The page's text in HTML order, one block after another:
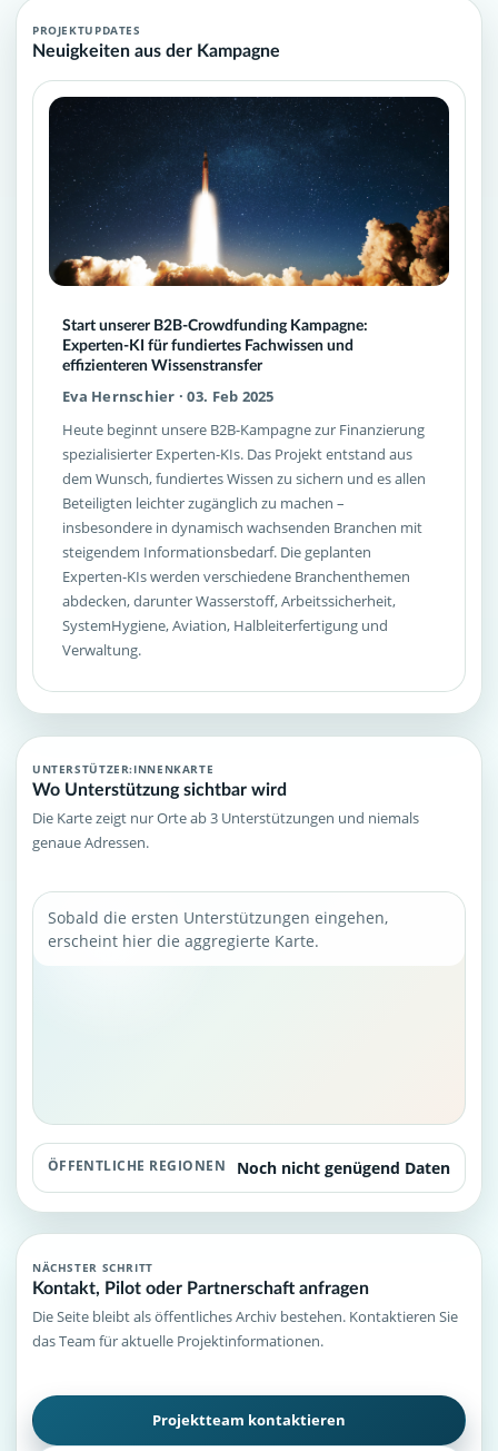
PROJEKTUPDATES
Neuigkeiten aus der Kampagne
Start unserer B2B-Crowdfunding Kampagne:
Experten-KI für fundiertes Fachwissen und
effizienteren Wissenstransfer
Eva Hernschier · 03. Feb 2025
Heute beginnt unsere B2B-Kampagne zur Finanzierung
spezialisierter Experten-KIs. Das Projekt entstand aus
dem Wunsch, fundiertes Wissen zu sichern und es allen
Beteiligten leichter zugänglich zu machen –
insbesondere in dynamisch wachsenden Branchen mit
steigendem Informationsbedarf. Die geplanten
Experten-KIs werden verschiedene Branchenthemen
abdecken, darunter Wasserstoff, Arbeitssicherheit,
SystemHygiene, Aviation, Halbleiterfertigung und
Verwaltung.
UNTERSTÜTZER:INNENKARTE
Wo Unterstützung sichtbar wird
Die Karte zeigt nur Orte ab 3 Unterstützungen und niemals
genaue Adressen.
Sobald die ersten Unterstützungen eingehen,
erscheint hier die aggregierte Karte.
ÖFFENTLICHE REGIONEN Noch nicht genügend Daten
NÄCHSTER SCHRITT
Kontakt, Pilot oder Partnerschaft anfragen
Die Seite bleibt als öffentliches Archiv bestehen. Kontaktieren Sie
das Team für aktuelle Projektinformationen.
Projektteam kontaktieren